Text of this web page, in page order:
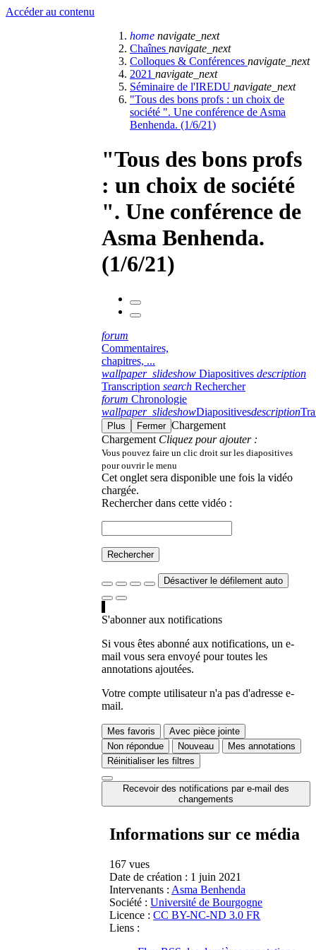
Accéder au contenu
home navigate_next
Chaînes navigate_next
Colloques & Conférences navigate_next
2021 navigate_next
Séminaire de l'IREDU navigate_next
"Tous des bons profs : un choix de
société ". Une conférence de Asma
Benhenda. (1/6/21)
"Tous des bons profs
: un choix de société
". Une conférence de
Asma Benhenda.
(1/6/21)
forum
Commentaires,
chapitres, ...
wallpaper_slideshow Diapositives description
Transcription search Rechercher
forum Chronologie
wallpaper_slideshowDiapositivesdescription
Plus Fermer Chargement
Chargement Cliquez pour ajouter :
Vous pouvez faire un clic droit sur les diapositives
pour ouvrir le menu
Cet onglet sera disponible une fois la vidéo
chargée.
Rechercher dans cette vidéo :
Rechercher
Désactiver le défilement auto
S'abonner aux notifications
Si vous êtes abonné aux notifications, un e-
mail vous sera envoyé pour toutes les
annotations ajoutées.
Votre compte utilisateur n'a pas d'adresse e-
mail.
Mes favoris
Avec pièce jointe
Non répondue
Nouveau
Mes annotations
Réinitialiser les filtres
Recevoir des notifications par e-mail des
changements
Informations sur ce média
167 vues
Date de création : 1 juin 2021
Intervenants : Asma Benhenda
Société : Université de Bourgogne
Licence : CC BY-NC-ND 3.0 FR
Liens :